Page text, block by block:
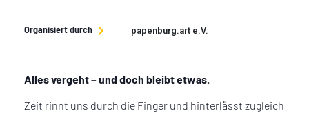
Organisiert durch papenburg.art e.V.
Alles vergeht – und doch bleibt etwas.
Zeit rinnt uns durch die Finger und hinterlässt zugleich